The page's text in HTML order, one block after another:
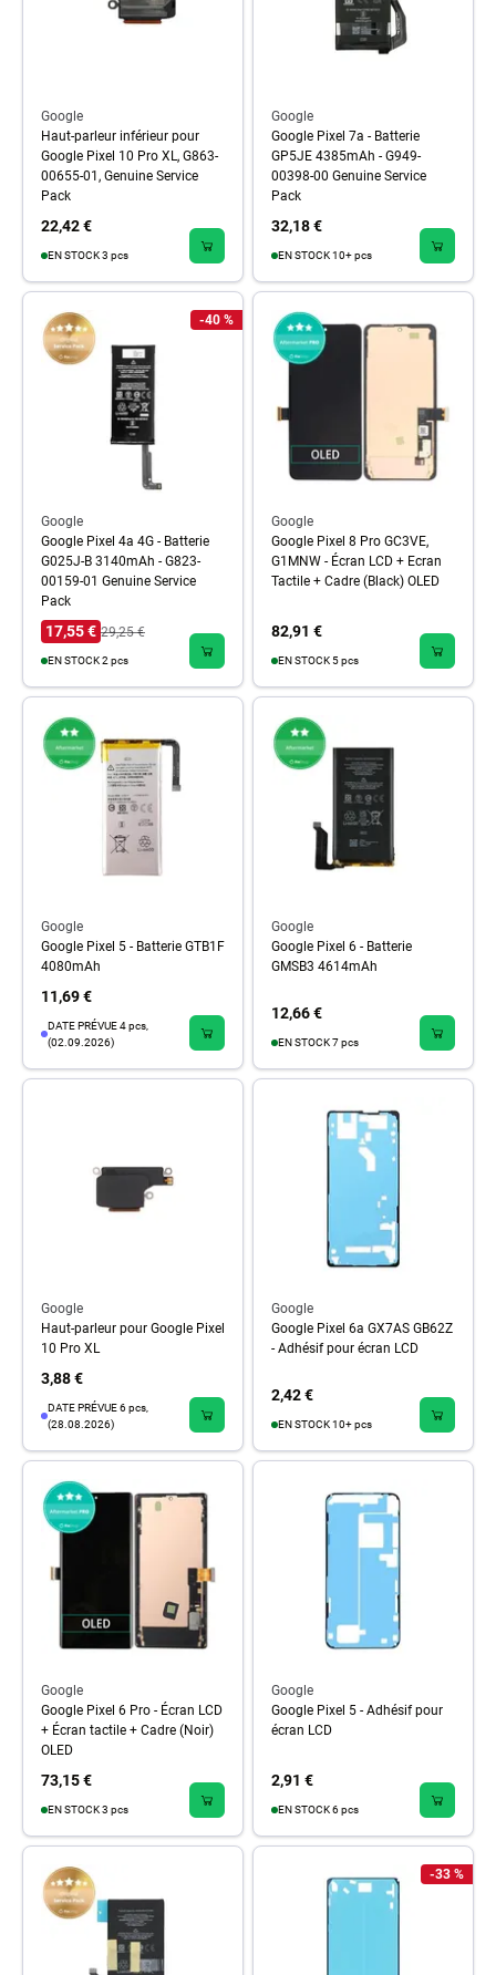
Google
Haut-parleur inférieur pour
Google Pixel 10 Pro XL, G863-
00655-01, Genuine Service
Pack
22,42 €
EN STOCK 3 pcs
Google
Google Pixel 7a - Batterie
GP5JE 4385mAh - G949-
00398-00 Genuine Service
Pack
32,18 €
EN STOCK 10+ pcs
-40 %
Google
Google Pixel 4a 4G - Batterie
G025J-B 3140mAh - G823-
00159-01 Genuine Service
Pack
17,55 € 29,25 €
EN STOCK 2 pcs
Google
Google Pixel 8 Pro GC3VE,
G1MNW - Écran LCD + Ecran
Tactile + Cadre (Black) OLED
82,91 €
EN STOCK 5 pcs
Google
Google Pixel 5 - Batterie GTB1F
4080mAh
11,69 €
DATE PRÉVUE 4 pcs,
(02.09.2026)
Google
Google Pixel 6 - Batterie
GMSB3 4614mAh
12,66 €
EN STOCK 7 pcs
Google
Haut-parleur pour Google Pixel
10 Pro XL
3,88 €
DATE PRÉVUE 6 pcs,
(28.08.2026)
Google
Google Pixel 6a GX7AS GB62Z
- Adhésif pour écran LCD
2,42 €
EN STOCK 10+ pcs
Google
Google Pixel 6 Pro - Écran LCD
+ Écran tactile + Cadre (Noir)
OLED
73,15 €
EN STOCK 3 pcs
Google
Google Pixel 5 - Adhésif pour
écran LCD
2,91 €
EN STOCK 6 pcs
-33 %